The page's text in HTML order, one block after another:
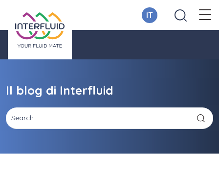
IT
Il blog di Interfluid